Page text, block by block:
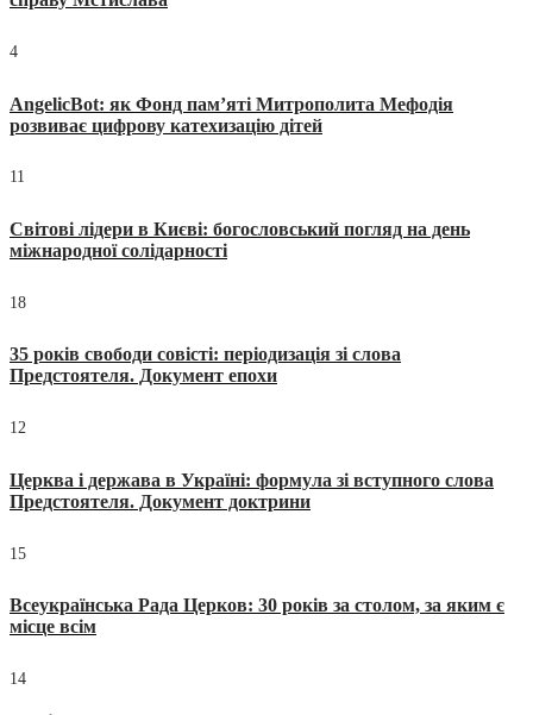
4
AngelicBot: як Фонд пам’яті Митрополита Мефодія
розвиває цифрову катехизацію дітей
11
Світові лідери в Києві: богословський погляд на день
міжнародної солідарності
18
35 років свободи совісті: періодизація зі слова
Предстоятеля. Документ епохи
12
Церква і держава в Україні: формула зі вступного слова
Предстоятеля. Документ доктрини
15
Всеукраїнська Рада Церков: 30 років за столом, за яким є
місце всім
14